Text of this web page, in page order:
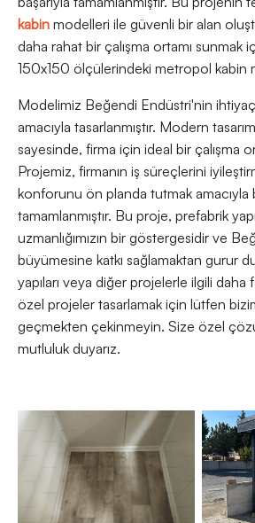
kabin modelleri ile güvenli bir alan
daha rahat bir çalışma ortamı sunmak
150x150 ölçülerindeki metropol kabin
Modelimiz Beğendi Endüstri'nin
amacıyla tasarlanmıştır. Modern
sayesinde, firma için ideal bir çalışma
Projemiz, firmanın iş süreçlerini
konforunu ön planda tutmak amacıyla
tamamlanmıştır. Bu proje, prefabrik
uzmanlığımızın bir göstergesidir ve
büyümesine katkı sağlamaktan gurur
yapıları veya diğer projelerle ilgili daha
özel projeler tasarlamak için lütfen
geçmekten çekinmeyin. Size özel
mutluluk duyarız.